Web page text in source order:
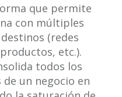
que permite
con múltiples
(redes
etc.).
todos los
un negocio en